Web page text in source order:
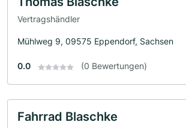
Vertragshändler
Mühlweg 9, 09575 Eppendorf, Sachsen
0.0 (0 Bewertungen)
Fahrrad Blaschke